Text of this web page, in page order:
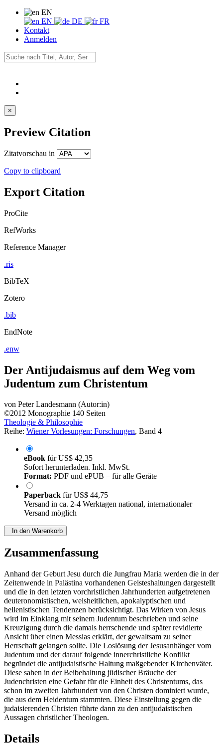
EN
EN
DE
FR
Kontakt
Anmelden
×
Preview Citation
Zitatvorschau in
Copy to clipboard
Export Citation
ProCite
RefWorks
Reference Manager
.ris
BibTeX
Zotero
.bib
EndNote
.enw
Der Antijudaismus auf dem Weg vom
Judentum zum Christentum
von Peter Landesmann (Autor:in)
©2012 Monographie 140 Seiten
Theologie & Philosophie
Reihe: Wiener Vorlesungen: Forschungen, Band 4
eBook fürUS$ 42,35
Sofort herunterladen. Inkl. MwSt.
Format: PDF und ePUB – für alle Geräte
Paperback fürUS$ 44,75
Versand in ca. 2-4 Werktagen national, internationaler
Versand möglich
In den Warenkorb
Zusammenfassung
Anhand der Geburt Jesu durch die Jungfrau Maria werden die in der
Zeitenwende in Palästina vorhandenen Geisteshaltungen dargestellt
und die in den letzten vorchristlichen Jahrhunderten aufgetretenen
deuteronomistischen, weisheitlichen, apokalyptischen und
hellenistischen Tendenzen berücksichtigt. Das Wirken von Jesus
wird im Einklang mit seinem Judentum beschrieben und seine
Kreuzigung durch die damals herrschende und später revidierte
Ansicht über einen Messias erklärt, der gewaltsam zu seiner
Herrschaft gelangen sollte. Die Loslösung der Jesusanhänger vom
Judentum und der darauf folgende innerchristliche Konflikt
begründet die antijudaistische Haltung maßgebender Kirchenväter.
Diese sahen in der Beibehaltung jüdischer Bräuche der
Judenchristen eine Gefahr für die Einheit des Christentums, das
schon im zweiten Jahrhundert von den Christen dominiert wurde,
die aus dem Heidentum stammten. Diese Einstellung gegen die
judaisierenden Christen führte dann zu den antijudaistischen
Aussagen christlicher Theologen.
Details